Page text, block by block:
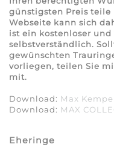
günstigsten Preis teile
Webseite kann sich
ist ein kostenloser
selbstverständlich.
gewünschten
vorliegen, teilen Sie
mit.
Download: Max
Download: MAX
Eheringe